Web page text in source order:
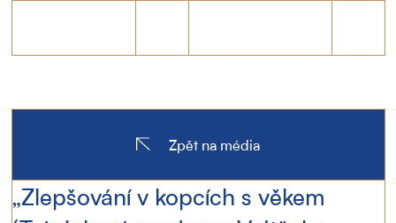
„Zlepšování v kopcích s věkem
Zpět na média